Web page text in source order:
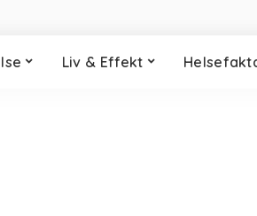
Liv & Effekt